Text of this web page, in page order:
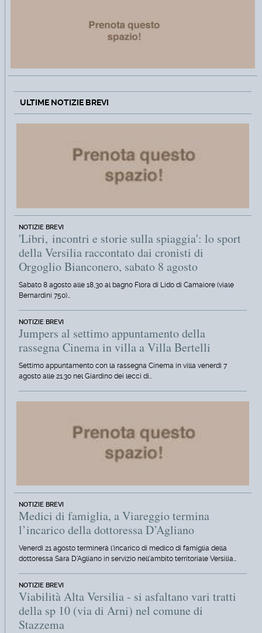
ULTIME NOTIZIE BREVI
NOTIZIE BREVI
'Libri, incontri e storie sulla spiaggia': lo sport
della Versilia raccontato dai cronisti di
Orgoglio Bianconero, sabato 8 agosto
Sabato 8 agosto alle 18,30 al bagno Flora di Lido di Camaiore (viale
Bernardini 750)…
NOTIZIE BREVI
Jumpers al settimo appuntamento della
rassegna Cinema in villa a Villa Bertelli
Settimo appuntamento con la rassegna Cinema in villa venerdì 7
agosto alle 21.30 nel Giardino dei lecci di…
NOTIZIE BREVI
Medici di famiglia, a Viareggio termina
l’incarico della dottoressa D’Agliano
Venerdì 21 agosto terminerà l'incarico di medico di famiglia della
dottoressa Sara D'Agliano in servizio nell'ambito territoriale Versilia…
NOTIZIE BREVI
Viabilità Alta Versilia - si asfaltano vari tratti
della sp 10 (via di Arni) nel comune di
Stazzema